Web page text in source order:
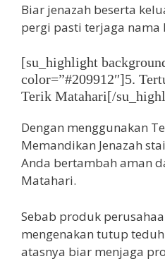
Biar jenazah beserta
pergi pasti terjaga nama
[su_highlight
color=”#209912″]5.
Terik Matahari[/
Dengan menggunakan
Memandikan Jenazah
Anda bertambah aman
Matahari.
Sebab produk
mengenakan tutup
atasnya biar menjaga